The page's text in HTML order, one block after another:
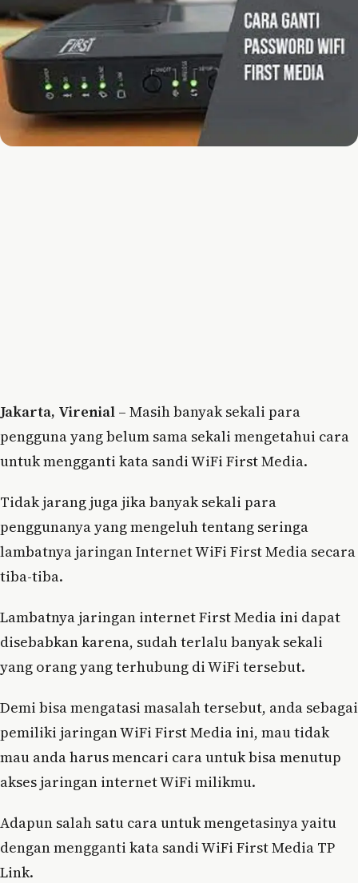
Jakarta, Virenial – Masih banyak sekali para
pengguna yang belum sama sekali mengetahui cara
untuk mengganti kata sandi WiFi First Media.
Tidak jarang juga jika banyak sekali para
penggunanya yang mengeluh tentang seringa
lambatnya jaringan Internet WiFi First Media secara
tiba-tiba.
Lambatnya jaringan internet First Media ini dapat
disebabkan karena, sudah terlalu banyak sekali
yang orang yang terhubung di WiFi tersebut.
Demi bisa mengatasi masalah tersebut, anda sebagai
pemiliki jaringan WiFi First Media ini, mau tidak
mau anda harus mencari cara untuk bisa menutup
akses jaringan internet WiFi milikmu.
Adapun salah satu cara untuk mengetasinya yaitu
dengan mengganti kata sandi WiFi First Media TP
Link.